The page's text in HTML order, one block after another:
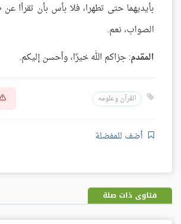
بأيديهما حتى تطهرا، فلا بأس بأن تقرأا
الصواب، نعم.
المقدم: جزاكم الله خيرًا، وأحسن إليكم.
القرآن وعلومه
أضف للمفضلة
فتاوى ذات صلة